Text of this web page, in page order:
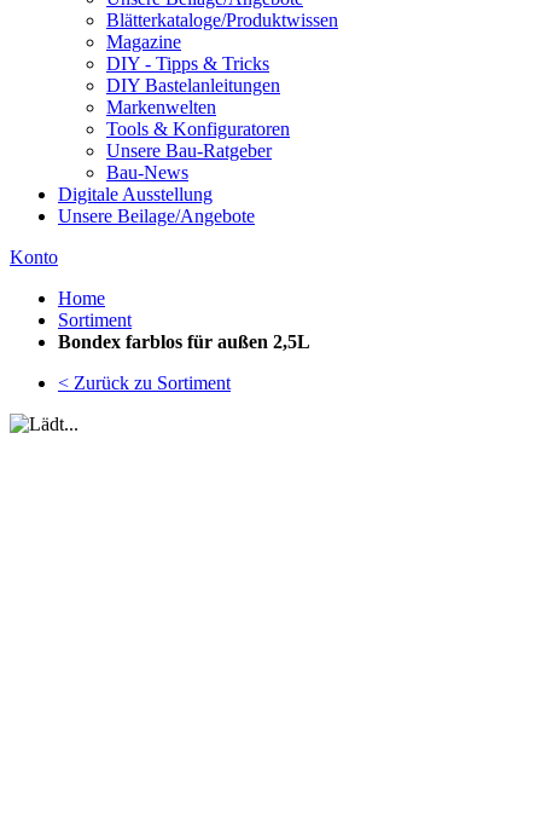
Blätterkataloge/Produktwissen
Magazine
DIY - Tipps & Tricks
DIY Bastelanleitungen
Markenwelten
Tools & Konfiguratoren
Unsere Bau-Ratgeber
Bau-News
Digitale Ausstellung
Unsere Beilage/Angebote
Konto
Home
Sortiment
Bondex farblos für außen 2,5L
< Zurück zu Sortiment